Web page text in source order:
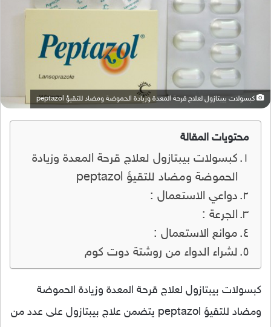
كبسولات بيبتازول لعلاج قرحة المعدة وزيادة الحموضة ومضاد للتقيؤ peptazol
محتويات المقالة
كبسولات بيبتازول لعلاج قرحة المعدة وزيادة
الحموضة ومضاد للتقيؤ peptazol
دواعي الاستعمال :
الجرعة :
موانع الاستعمال :
لشراء الدواء من روشتة دوت كوم
كبسولات بيبتازول لعلاج قرحة المعدة وزيادة الحموضة
ومضاد للتقيؤ peptazol يتضمن علاج بيبتازول على عدد من